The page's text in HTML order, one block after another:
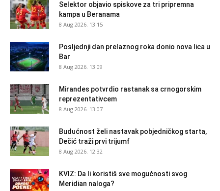
Selektor objavio spiskove za tri pripremna
kampa u Beranama
8 Aug 2026. 13:15
Posljednji dan prelaznog roka donio nova lica u
Bar
8 Aug 2026. 13:09
Mirandes potvrdio rastanak sa crnogorskim
reprezentativcem
8 Aug 2026. 13:07
Budućnost želi nastavak pobjedničkog starta,
Dečić traži prvi trijumf
8 Aug 2026. 12:32
KVIZ: Da li koristiš sve mogućnosti svog
Meridian naloga?